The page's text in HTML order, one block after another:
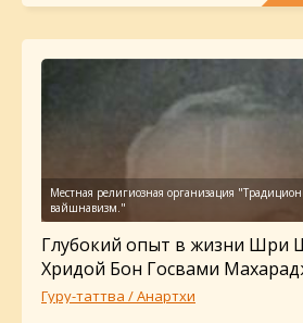
Глубокий опыт в жизни Шри
Хридой Бон Госвами
Гуру-таттва / Анартхи